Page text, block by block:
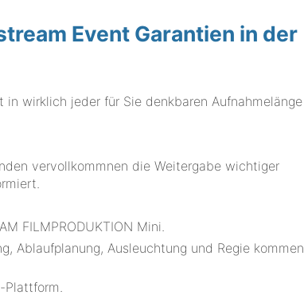
Event Garantien in der
wirklich jeder für Sie denkbaren Aufnahmelänge
vervollkommnen die Weitergabe wichtiger
FILMPRODUKTION Mini.
Ablaufplanung, Ausleuchtung und Regie kommen